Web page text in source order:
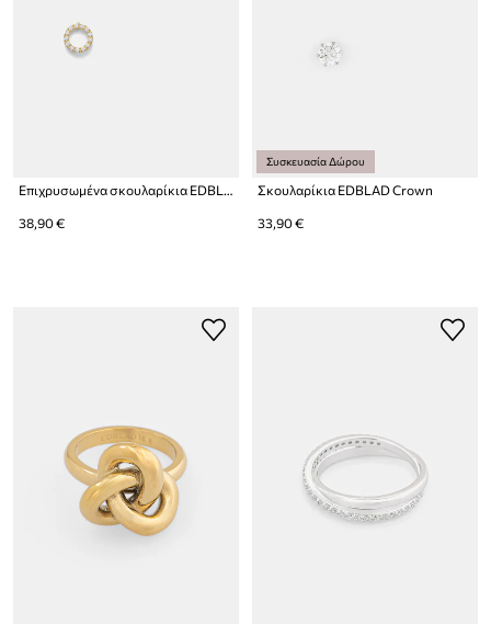
38,90 €
Συσκευασία Δώρου
Σκουλαρίκια EDBLAD Crown
33,90 €